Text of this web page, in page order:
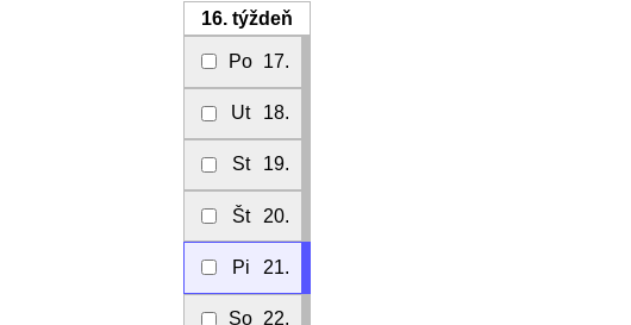
16. týždeň
Po 17.
Ut 18.
St 19.
Št 20.
Pi 21.
So 22.